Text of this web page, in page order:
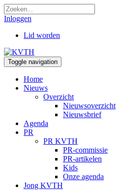
Inloggen
Lid worden
Toggle navigation
Home
Nieuws
Overzicht
Nieuwsoverzicht
Nieuwsbrief
Agenda
PR
PR KVTH
PR-commissie
PR-artikelen
Kids
Onze agenda
Jong KVTH